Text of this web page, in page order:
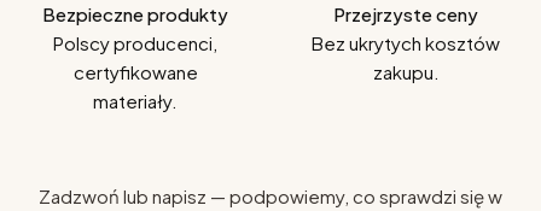
Bezpieczne produkty
Polscy producenci,
certyfikowane
materiały.
Przejrzyste ceny
Bez ukrytych kosztów
zakupu.
Zadzwoń lub napisz — podpowiemy, co sprawdzi się w